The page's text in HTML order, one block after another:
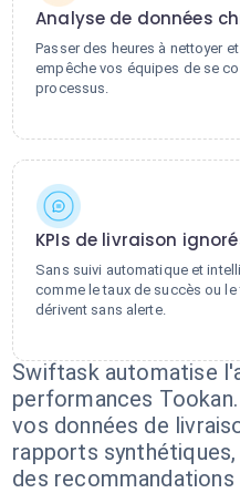
Analyse de données
Passer des heures à nettoyer
empêche vos équipes de se
processus.
KPIs de livraison
Sans suivi automatique et
comme le taux de succès ou
dérivent sans alerte.
Swiftask automatise
performances
vos données de
rapports
des